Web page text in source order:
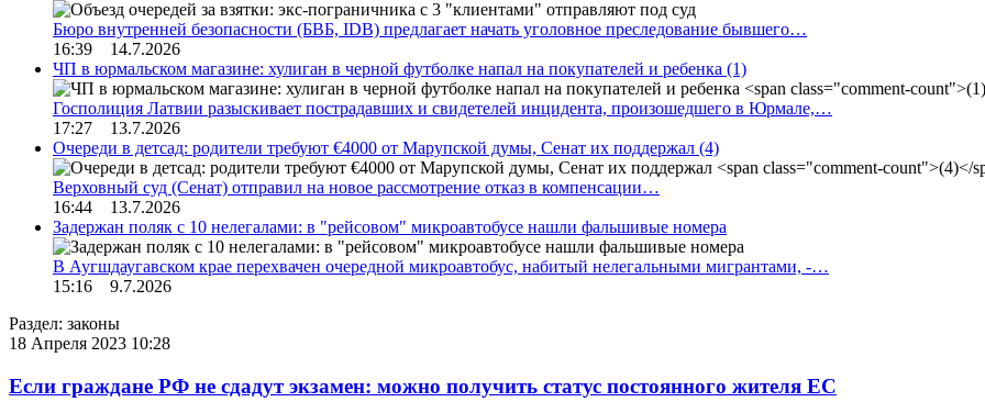
Бюро внутренней безопасности (БВБ, IDB) предлагает начать уголовное преследование бывшего…
16:39 14.7.2026
ЧП в юрмальском магазине: хулиган в черной футболке напал на покупателей и ребенка (1)
Госполиция Латвии разыскивает пострадавших и свидетелей инцидента, произошедшего в Юрмале,…
17:27 13.7.2026
Очереди в детсад: родители требуют €4000 от Марупской думы, Сенат их поддержал (4)
Верховный суд (Сенат) отправил на новое рассмотрение отказ в компенсации…
16:44 13.7.2026
Задержан поляк с 10 нелегалами: в "рейсовом" микроавтобусе нашли фальшивые номера
В Аугшдаугавском крае перехвачен очередной микроавтобус, набитый нелегальными мигрантами, -…
15:16 9.7.2026
Раздел: законы
18 Апреля 2023 10:28
Если граждане РФ не сдадут экзамен: можно получить статус постоянного жителя ЕС